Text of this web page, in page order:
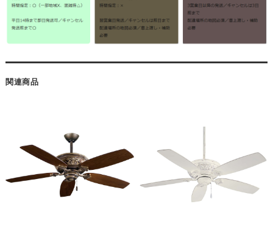
関連商品